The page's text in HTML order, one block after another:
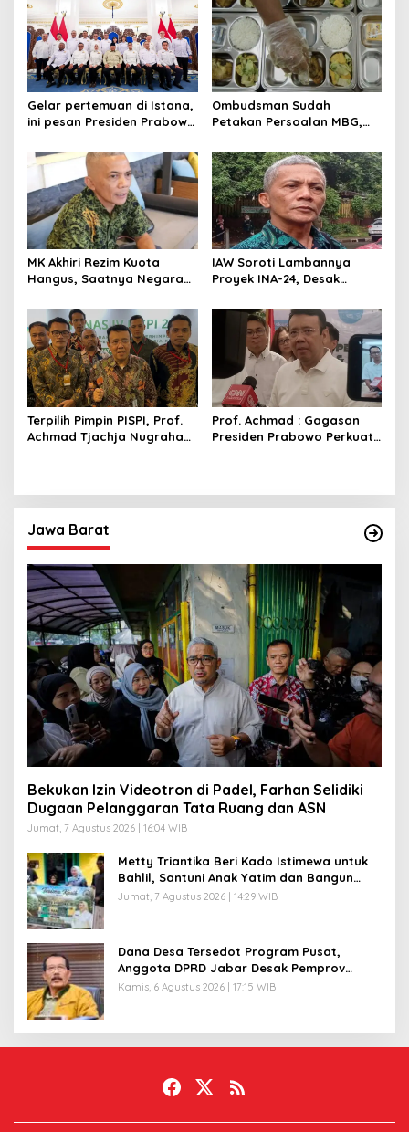
Gelar pertemuan di Istana,
ini pesan Presiden Prabowo
Ombudsman Sudah
Petakan Persoalan MBG,
Bertindak
MK Akhiri Rezim Kuota
Hangus, Saatnya Negara
IAW Soroti Lambannya
Proyek INA-24, Desak
Kelola dan Implementasi
Terpilih Pimpin PISPI, Prof.
Achmad Tjachja Nugraha
Prof. Achmad : Gagasan
Presiden Prabowo Perkuat
Jawa Barat
Bekukan Izin Videotron di Padel, Farhan Selidiki
Dugaan Pelanggaran Tata Ruang dan ASN
Jumat, 7 Agustus 2026 | 16:04 WIB
Metty Triantika Beri Kado Istimewa untuk
Bahlil, Santuni Anak Yatim dan Bangun
Rumah untuk Lansia
Jumat, 7 Agustus 2026 | 14:29 WIB
Dana Desa Tersedot Program Pusat,
Anggota DPRD Jabar Desak Pemprov
Realisasikan ‘Desa Diurus Kota Ditata’
Kamis, 6 Agustus 2026 | 17:15 WIB